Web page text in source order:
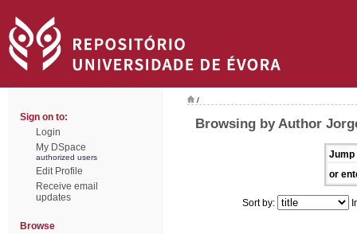
Sign on to:
Login
My DSpace
authorized users
Edit Profile
Receive email
updates
Browse
/
Browsing by Author
Jump
or
Sort by: